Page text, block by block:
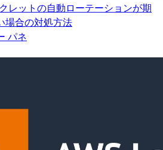
レットの自動ローテーションが期
場合の対処方法
パネ